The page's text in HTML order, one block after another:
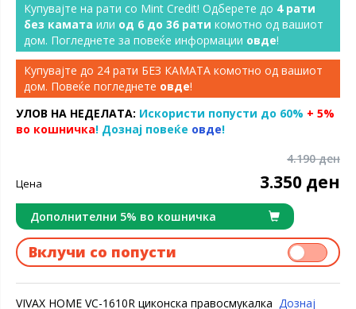
Купувајте на рати со Mint Credit! Одберете до 4 рати
без камата или од 6 до 36 рати комотно од вашиот
дом. Погледнете за повеќе информации овде!
Купувајте до 24 рати БЕЗ КАМАТА комотно од вашиот
дом. Повеќе погледнете овде!
УЛОВ НА НЕДЕЛАТА: Искористи попусти до 60% + 5%
во кошничка! Дознај повеќе овде!
4.190 ден
Цена 3.350 ден
Дополнителни 5% во кошничка
Вклучи со попусти
VIVAX HOME VC-1610R циконска правосмукалка Дознај